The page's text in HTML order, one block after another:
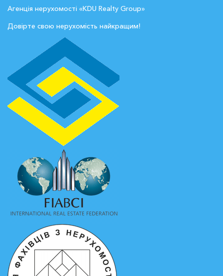
Агенція нерухомості «KDU Realty Group»
Довірте свою нерухомість найкращим!